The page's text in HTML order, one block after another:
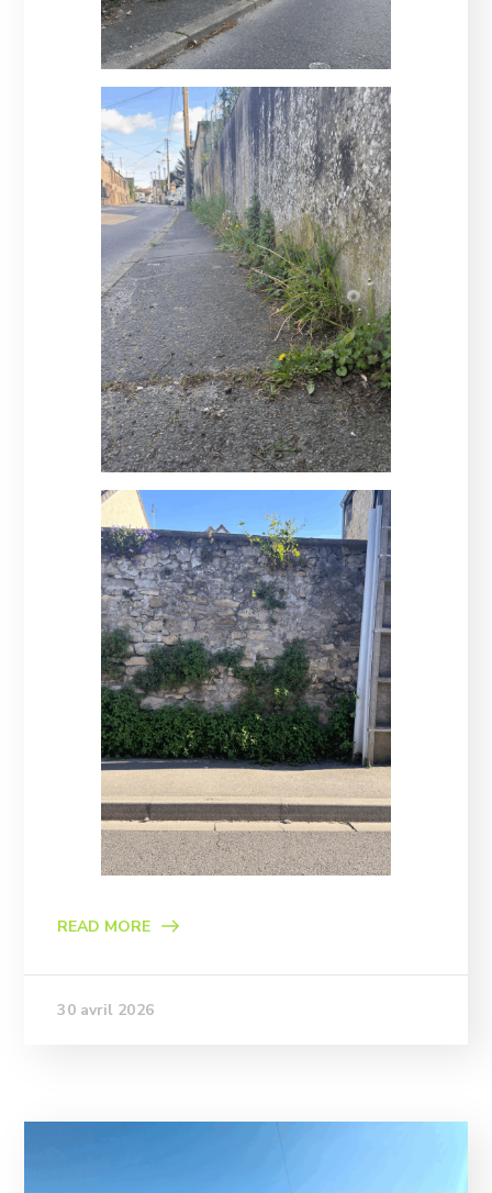
READ MORE
30 avril 2026